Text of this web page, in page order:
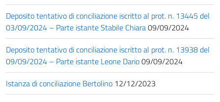
Deposito tentativo di conciliazione iscritto al prot. n. 13445 del
03/09/2024 – Parte istante Stabile Chiara09/09/2024
Deposito tentativo di conciliazione iscritto al prot. n. 13938 del
09/09/2024 – Parte istante Leone Dario09/09/2024
Istanza di conciliazione Bertolino 12/12/2023